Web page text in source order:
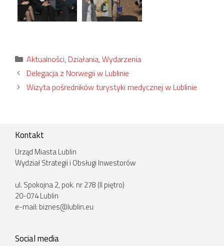
Kategorie
Aktualności, Działania,Wydarzenia
Delegacja z Norwegii w Lublinie
Wizyta pośredników turystyki medycznej w Lublinie
Kontakt
Urząd Miasta Lublin
Wydział Strategii i Obsługi Inwestorów
ul. Spokojna 2, pok. nr 278 (II piętro)
20-074 Lublin
e-mail: biznes@lublin.eu
Social media